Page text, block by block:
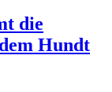
die
Hundt